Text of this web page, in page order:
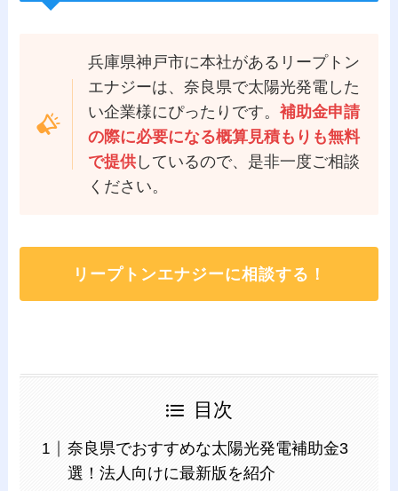
兵庫県神戸市に本社があるリープトン
エナジーは、奈良県で太陽光発電した
い企業様にぴったりです。 補助金申請
の際に必要になる概算見積もりも無料
で提供しているので、是非一度ご相談
ください。
リープトンエナジーに相談する！
目次
奈良県でおすすめな太陽光発電補助金3
選！法人向けに最新版を紹介